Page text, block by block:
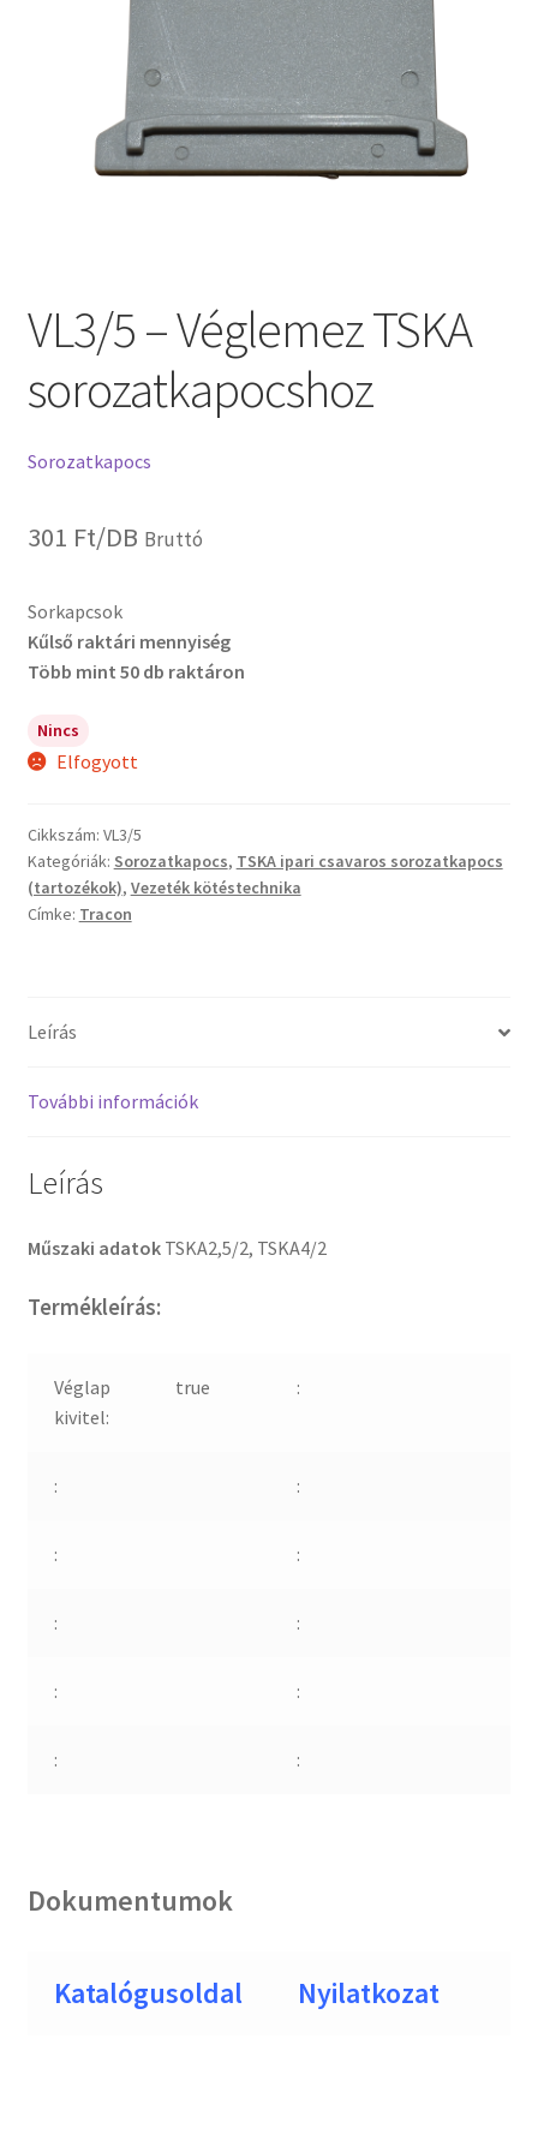
VL3/5 – Véglemez TSKA
sorozatkapocshoz
Sorozatkapocs
301 Ft/DB Bruttó
Sorkapcsok
Kűlső raktári mennyiség
Több mint 50 db raktáron
Nincs
Elfogyott
Cikkszám: VL3/5
Kategóriák: Sorozatkapocs, TSKA ipari csavaros sorozatkapocs
(tartozékok), Vezeték kötéstechnika
Címke: Tracon
Leírás
További információk
Leírás
Műszaki adatok TSKA2,5/2, TSKA4/2
Termékleírás:
Véglap
kivitel:
true :
: :
: :
: :
: :
: :
Dokumentumok
Katalógusoldal Nyilatkozat